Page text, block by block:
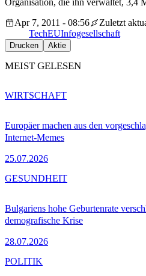
Organisation, die ihn verwaltet, 3,4
Apr 7, 2011 - 08:56
Zuletzt
TechEUInfogesellschaft
Drucken Aktie
MEIST GELESEN
Europäer machen aus den
Internet-Memes
25.07.2026
WIRTSCHAFT
Bulgariens hohe Geburtenrate
demografische Krise
28.07.2026
GESUNDHEIT
POLITIK